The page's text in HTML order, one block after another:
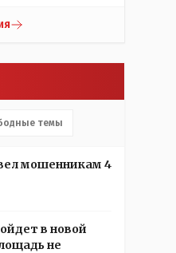
звонил? От кого
темы
мошенникам 4
в новой
не